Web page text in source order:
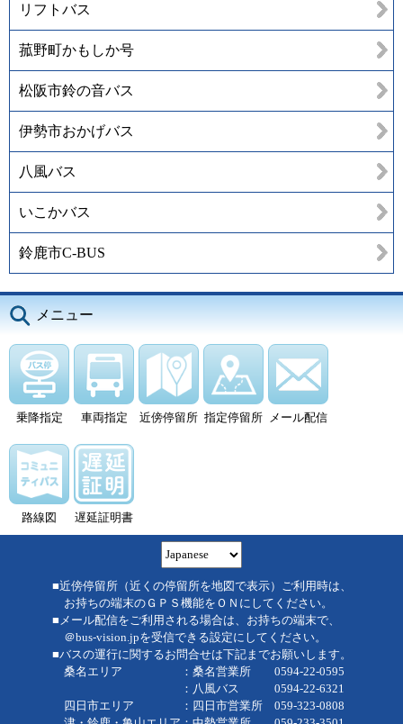
リフトバス
菰野町かもしか号
松阪市鈴の音バス
伊勢市おかげバス
八風バス
いこかバス
鈴鹿市C-BUS
メニュー
乗降指定 車両指定 近傍停留所 指定停留所 メール配信
路線図 遅延証明書
■近傍停留所（近くの停留所を地図で表示）ご利用時は、
お持ちの端末のＧＰＳ機能をＯＮにしてください。
■メール配信をご利用される場合は、お持ちの端末で、
＠bus-vision.jpを受信できる設定にしてください。
■バスの運行に関するお問合せは下記までお願いします。
桑名エリア ：桑名営業所 0594-22-0595
：八風バス 0594-22-6321
四日市エリア ：四日市営業所 059-323-0808